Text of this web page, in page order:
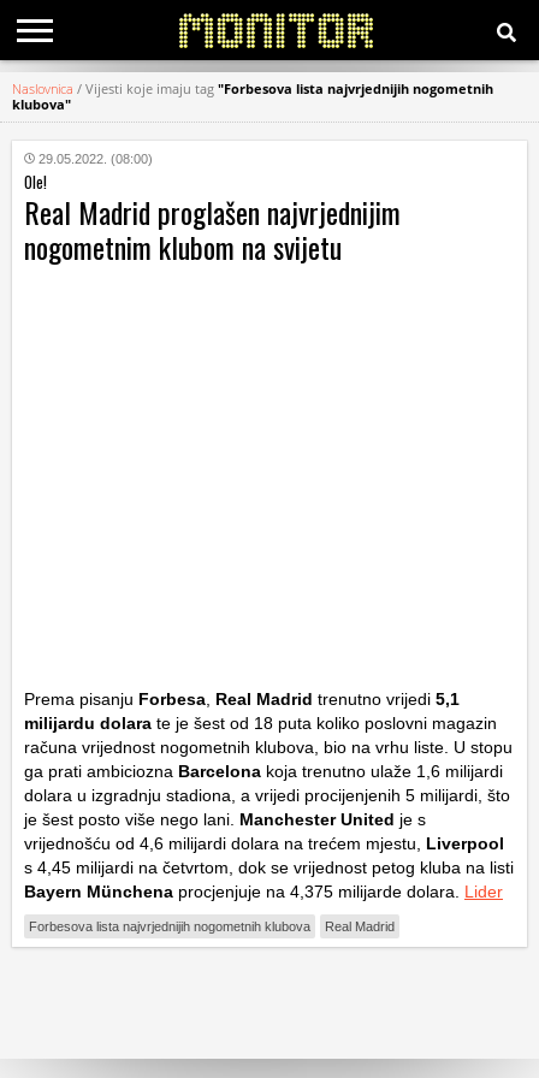
KATEGORIJE
Naslovnica / Vijesti koje imaju tag "Forbesova lista najvrjednijih nogometnih
klubova"
29.05.2022. (08:00)
Ole!
Real Madrid proglašen najvrjednijim
nogometnim klubom na svijetu
Prema pisanju Forbesa Real Madrid trenutno vrijedi 5,1
milijardu dolara te je šest od 18 puta koliko poslovni magazin
računa vrijednost nogometnih klubova, bio na vrhu liste. U stopu
ga prati ambiciozna Barcelona koja trenutno ulaže 1,6 milijardi
dolara u izgradnju stadiona, a vrijedi procijenjenih 5 milijardi, što
je šest posto više nego lani. Manchester United je s
vrijednošću od 4,6 milijardi dolara na trećem mjestu, Liverpool
s 4,45 milijardi na četvrtom, dok se vrijednost petog kluba na listi
Bayern Münchena procjenjuje na 4,375 milijarde dolara. Lider
Forbesova lista najvrjednijih nogometnih klubova Real Madrid